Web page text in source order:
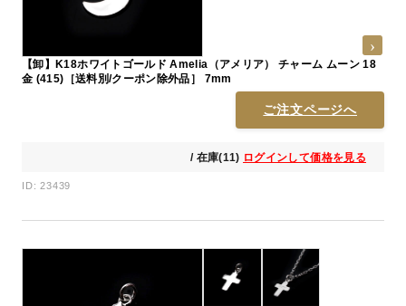
【卸】K18ホワイトゴールド Amelia（アメリア） チャーム ムーン 18
金 (415)［送料別/クーポン除外品］ 7mm
ご注文ページへ
/ 在庫(11) ログインして価格を見る
ID: 23439